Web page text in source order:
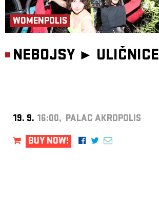
WOMENPOLIS
NEBOJSY ► ULIČNICE
19. 9. 16:00, PALAC AKROPOLIS
BUY NOW!